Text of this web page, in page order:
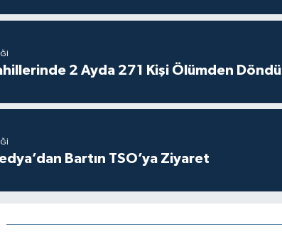
2 Ayda 271 Kişi Ölümden Döndü
Bartın TSO’ya Ziyaret